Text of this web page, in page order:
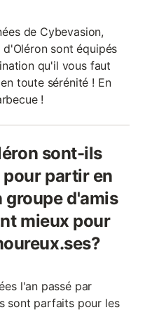
de Cybevasion,
sont équipés
qu'il vous faut
toute sérénité ! En
!
sont-ils
partir en
groupe d'amis
mieux pour
l'an passé par
sont parfaits pour les